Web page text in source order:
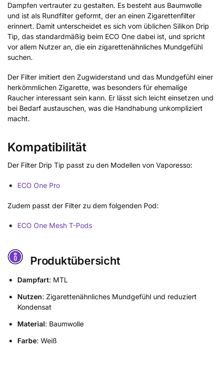
Dampfen vertrauter zu gestalten. Es besteht aus Baumwolle
und ist als Rundfilter geformt, der an einen Zigarettenfilter
erinnert. Damit unterscheidet es sich vom üblichen Silikon Drip
Tip, das standardmäßig beim ECO One dabei ist, und spricht
vor allem Nutzer an, die ein zigarettenähnliches Mundgefühl
suchen.
Der Filter imitiert den Zugwiderstand und das Mundgefühl einer
herkömmlichen Zigarette, was besonders für ehemalige
Raucher interessant sein kann. Er lässt sich leicht einsetzen und
bei Bedarf austauschen, was die Handhabung unkompliziert
macht.
Kompatibilität
Der Filter Drip Tip passt zu den Modellen von Vaporesso:
ECO One Pro
Zudem passt der Filter zu dem folgenden Pod:
ECO One Mesh T-Pods
Produktübersicht
Dampfart: MTL
Nutzen: Zigarettenähnliches Mundgefühl und reduziert
Kondensat
Material: Baumwolle
Farbe: Weiß